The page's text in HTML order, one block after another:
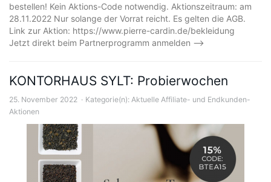
bestellen! Kein Aktions-Code notwendig. Aktionszeitraum: am
28.11.2022 Nur solange der Vorrat reicht. Es gelten die AGB.
Link zur Aktion: https://www.pierre-cardin.de/bekleidung
Jetzt direkt beim Partnerprogramm anmelden –>
KONTORHAUS SYLT: Probierwochen
25. November 2022 Kategorie(n): Aktuelle Affiliate- und Endkunden-
Aktionen